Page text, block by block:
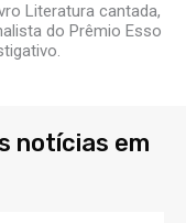
Literatura cantada,
do Prêmio Esso
notícias em